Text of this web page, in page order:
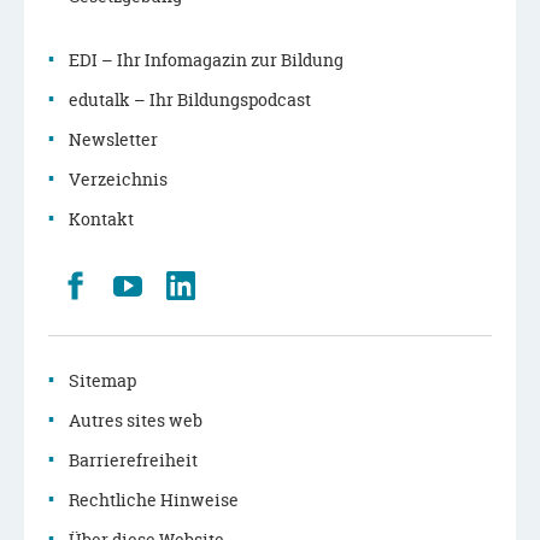
EDI – Ihr Infomagazin zur Bildung
edutalk – Ihr Bildungspodcast
Newsletter
Verzeichnis
Kontakt
Retrouvez
nous
Youtube
Sitemap
Autres sites web
Barrierefreiheit
Rechtliche Hinweise